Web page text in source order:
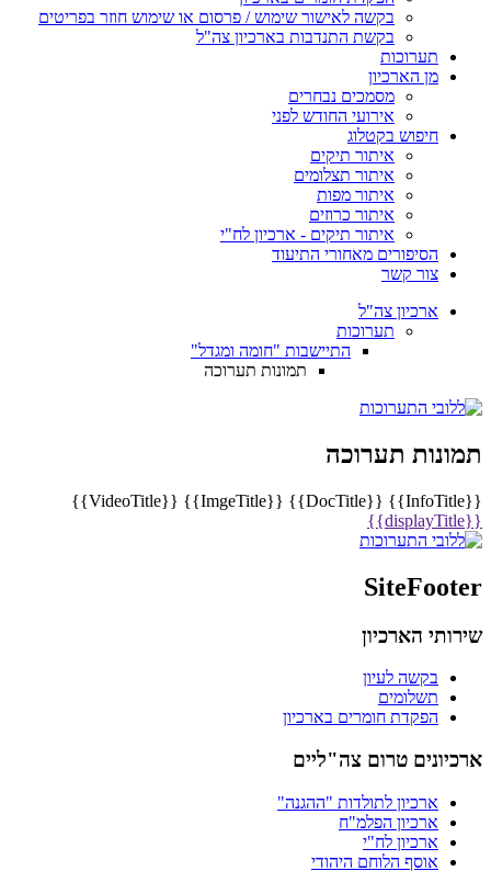
בקשה לאישור שימוש / פרסום או שימוש חוזר בפריטים
בקשת התנדבות בארכיון צה"ל
תערוכות
מן הארכיון
מסמכים נבחרים
אירועי החודש לפני
חיפוש בקטלוג
איתור תיקים
איתור תצלומים
איתור מפות
איתור כרוזים
איתור תיקים - ארכיון לח"י
הסיפורים מאחורי התיעוד
צור קשר
ארכיון צה"ל
תערוכות
התיישבות "חומה ומגדל"
תמונות תערוכה
תמונות תערוכה
{{InfoTitle}}
{{DocTitle}}
{{ImgeTitle}}
{{VideoTitle}}
{{displayTitle}}
SiteFooter
שירותי הארכיון
בקשה לעיון
תשלומים
הפקדת חומרים בארכיון
ארכיונים טרום צה"ליים
ארכיון לתולדות "ההגנה"
ארכיון הפלמ"ח
ארכיון לח"י
אוסף הלוחם היהודי